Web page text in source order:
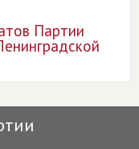
Партии